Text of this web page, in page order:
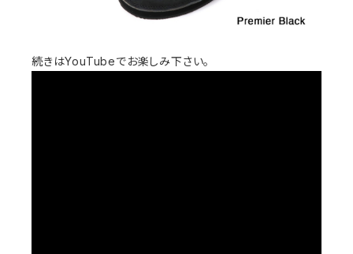
続きはYouTubeでお楽しみ下さい。